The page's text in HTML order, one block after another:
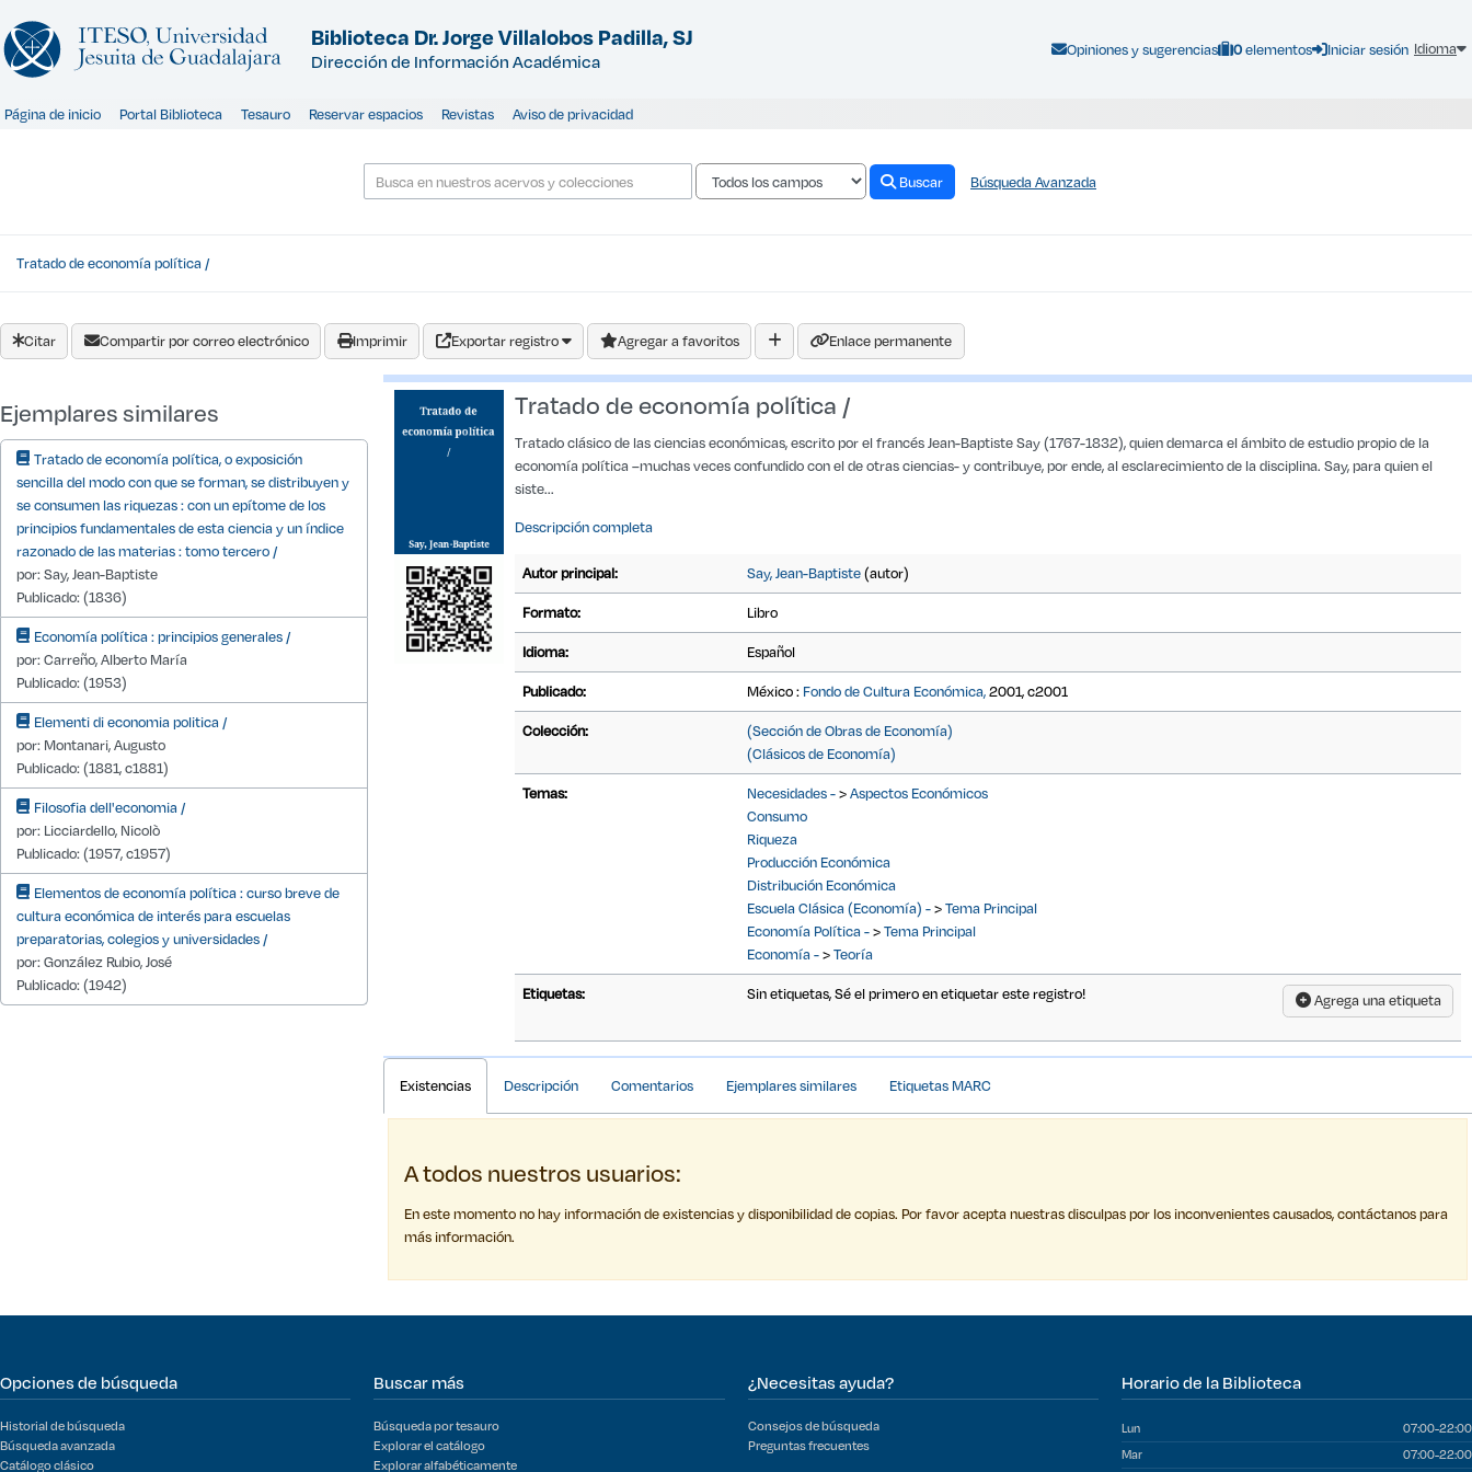
Biblioteca Dr. Jorge Villalobos Padilla, SJ
Dirección de Información Académica Opiniones y sugerencias Canasta de libros :
0elementos Iniciar sesión Idioma
Página de inicio Portal Biblioteca Tesauro Reservar espacios Revistas Aviso de privacidad
Buscar Búsqueda Avanzada
Tratado de economía política /
Citar Compartir por correo electrónico Imprimir Exportar registro Agregar a favoritos Enlace permanente
Tratado de economía política /
Tratado clásico de las ciencias económicas, escrito por el francés Jean-Baptiste Say (1767-1832), quien demarca el ámbito de estudio propio de la
economía política –muchas veces confundido con el de otras ciencias- y contribuye, por ende, al esclarecimiento de la disciplina. Say, para quien el
siste...
Descripción completa
Autor principal: Say, Jean-Baptiste(autor)
Formato:
Libro
Idioma:
Español
Publicado:
México : Fondo de Cultura Económica,2001, c2001
Colección:
(Sección de Obras de Economía)
(Clásicos de Economía)
Temas:
Necesidades ->Aspectos Económicos
Consumo
Riqueza
Producción Económica
Distribución Económica
Escuela Clásica (Economía) ->Tema Principal
Economía Política ->Tema Principal
Economía ->Teoría
Etiquetas:
Agrega una etiqueta
Sin etiquetas, Sé el primero en etiquetar este registro!
Existencias Descripción Comentarios Ejemplares similares Etiquetas MARC
A todos nuestros usuarios:
En este momento no hay información de existencias y disponibilidad de copias. Por favor acepta nuestras disculpas por los inconvenientes causados, contáctanos para
más información.
Ejemplares similares
Tratado de economía política, o exposición
sencilla del modo con que se forman, se distribuyen y
se consumen las riquezas : con un epítome de los
principios fundamentales de esta ciencia y un índice
razonado de las materias : tomo tercero /
por: Say, Jean-Baptiste
Publicado: (1836)
Economía política : principios generales /
por: Carreño, Alberto María
Publicado: (1953)
Elementi di economia politica /
por: Montanari, Augusto
Publicado: (1881, c1881)
Filosofia dell'economia /
por: Licciardello, Nicolò
Publicado: (1957, c1957)
Elementos de economía política : curso breve de
cultura económica de interés para escuelas
preparatorias, colegios y universidades /
por: González Rubio, José
Publicado: (1942)
Opciones de búsqueda
Historial de búsqueda
Búsqueda avanzada
Catálogo clásico
Buscar más
Búsqueda por tesauro
Explorar el catálogo
Explorar alfabéticamente
¿Necesitas ayuda?
Consejos de búsqueda
Preguntas frecuentes
Horario de la Biblioteca
Lun
07:00-22:00
Mar
07:00-22:00